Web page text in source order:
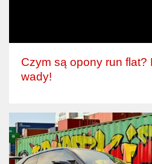
Czym są opony run flat?
wady!